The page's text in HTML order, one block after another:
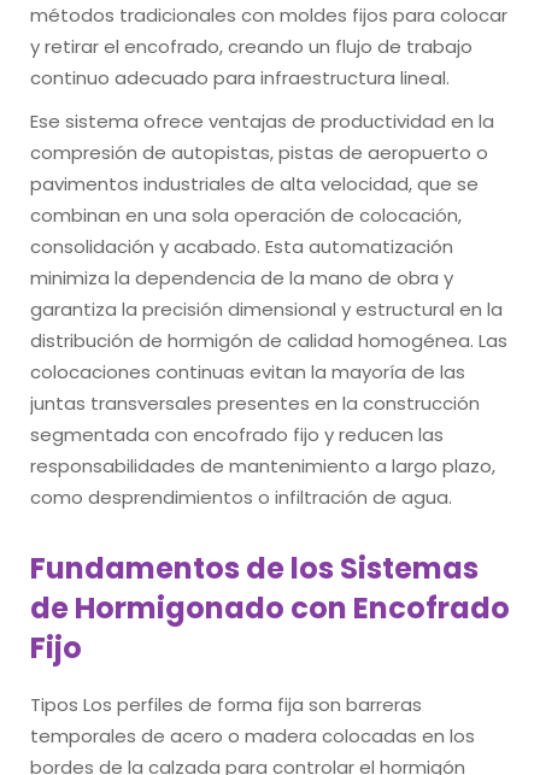
métodos tradicionales con moldes fijos para colocar
y retirar el encofrado, creando un flujo de trabajo
continuo adecuado para infraestructura lineal.
Ese sistema ofrece ventajas de productividad en la
compresión de autopistas, pistas de aeropuerto o
pavimentos industriales de alta velocidad, que se
combinan en una sola operación de colocación,
consolidación y acabado. Esta automatización
minimiza la dependencia de la mano de obra y
garantiza la precisión dimensional y estructural en la
distribución de hormigón de calidad homogénea. Las
colocaciones continuas evitan la mayoría de las
juntas transversales presentes en la construcción
segmentada con encofrado fijo y reducen las
responsabilidades de mantenimiento a largo plazo,
como desprendimientos o infiltración de agua.
Fundamentos de los Sistemas
de Hormigonado con Encofrado
Fijo
Tipos Los perfiles de forma fija son barreras
temporales de acero o madera colocadas en los
bordes de la calzada para controlar el hormigón